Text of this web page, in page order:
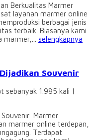
Berkualitas Marmer
layanan marmer online
berbagai jenis
terbaik. Biasanya kami
selengkapnya
Souvenir
sebanyak 1.985 kali |
Souvenir Marmer
marmer online terdepan,
Terdapat